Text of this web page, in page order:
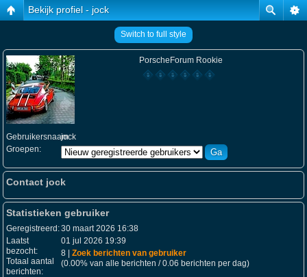
Bekijk profiel - jock
Switch to full style
PorscheForum Rookie
Gebruikersnaam:
jock
Groepen:
Contact jock
Statistieken gebruiker
Geregistreerd:30 maart 2026 16:38
Laatst
bezocht:
01 jul 2026 19:39
Totaal aantal
berichten:
8 | Zoek berichten van gebruiker
(0.00% van alle berichten / 0.06 berichten per dag)